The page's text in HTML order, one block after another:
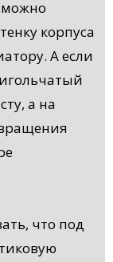
корпуса
А если
а на
что под